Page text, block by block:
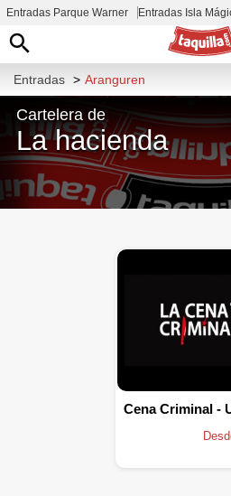
Entradas Parque Warner Entradas Isla
Entradas > Aranguren
Cartelera de
La hacienda
Alta, Navarra, España